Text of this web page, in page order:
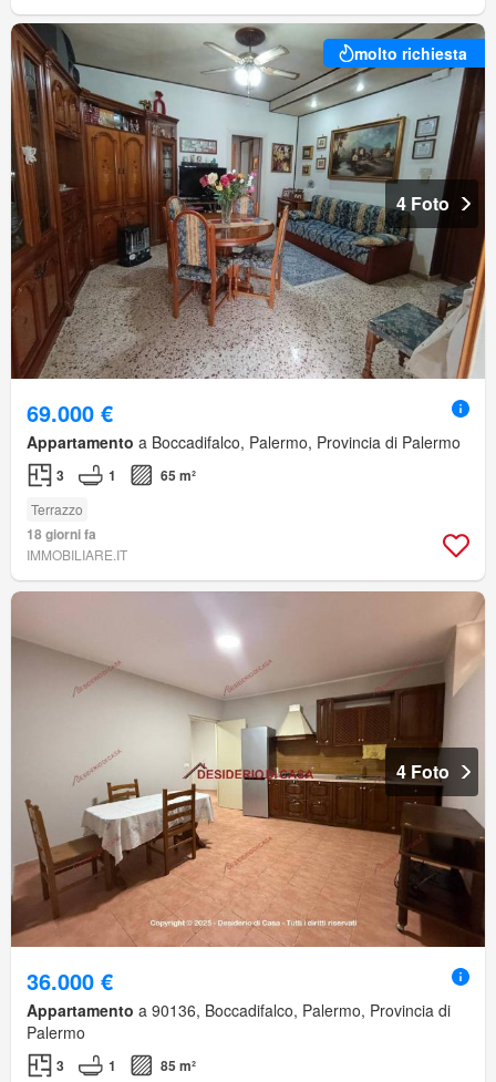
molto richiesta
4 Foto
69.000 €
Appartamento a Boccadifalco, Palermo, Provincia di Palermo
3 1 65 m²
Terrazzo
18 giorni fa
IMMOBILIARE.IT
4 Foto
36.000 €
Appartamento a 90136, Boccadifalco, Palermo, Provincia di
Palermo
3 1
85 m²